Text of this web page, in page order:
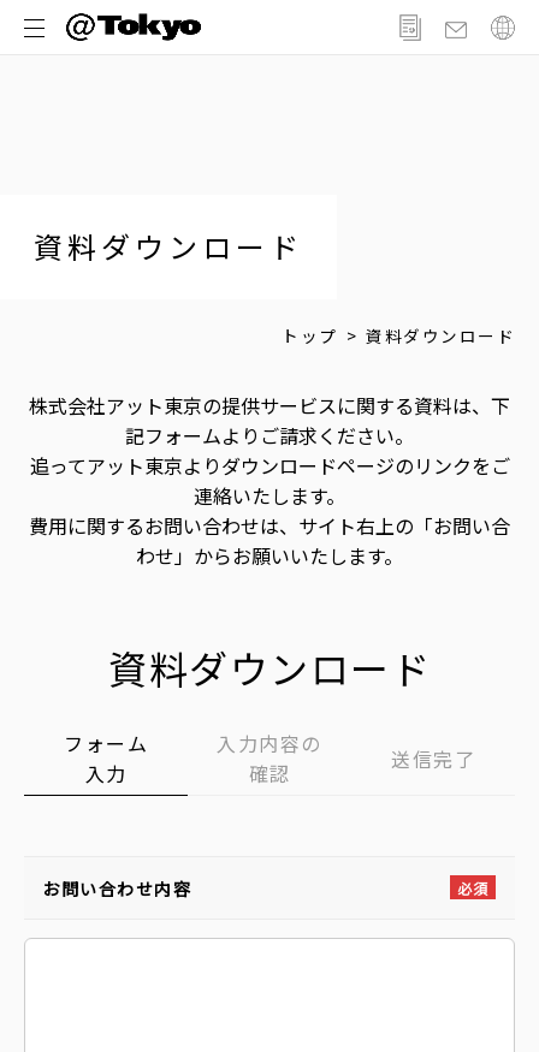
メ
資料ダウンロード
トップ 資料ダウンロード
株式会社アット東京の提供サービスに関する資料は、下
記フォームよりご請求ください。
追ってアット東京よりダウンロードページのリンクをご
連絡いたします。
費用に関するお問い合わせは、サイト右上の「お問い合
わせ」からお願いいたします。
資料ダウンロード
フォーム
入力
入力内容の
確認
送信完了
お問い合わせ内容 必須